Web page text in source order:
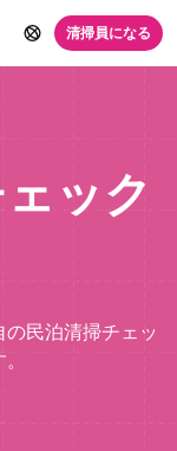
清掃員になる
ック
民泊清掃チェッ